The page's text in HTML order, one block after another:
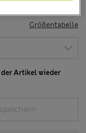
Größentabelle
Artikel wieder